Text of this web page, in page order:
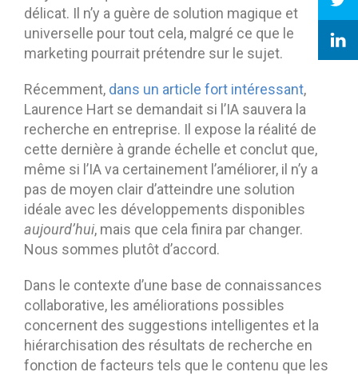
délicat. Il n’y a guère de solution magique et
universelle pour tout cela, malgré ce que le
marketing pourrait prétendre sur le sujet.
Récemment, dans un article fort intéressant,
Laurence Hart se demandait si l’IA sauvera la
recherche en entreprise. Il expose la réalité de
cette dernière à grande échelle et conclut que,
même si l’IA va certainement l’améliorer, il n’y a
pas de moyen clair d’atteindre une solution
idéale avec les développements disponibles
aujourd’hui, mais que cela finira par changer.
Nous sommes plutôt d’accord.
Dans le contexte d’une base de connaissances
collaborative, les améliorations possibles
concernent des suggestions intelligentes et la
hiérarchisation des résultats de recherche en
fonction de facteurs tels que le contenu que les